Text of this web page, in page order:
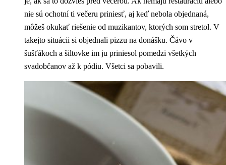
nie sú ochotní ti večeru priniesť, aj keď nebola objednaná,
môžeš okukať riešenie od muzikantov, ktorých som stretol. V
takejto situácii si objednali pizzu na donášku. Čávo v
šušťákoch a šiltovke im ju priniesol pomedzi všetkých
svadobčanov až k pódiu. Všetci sa pobavili.